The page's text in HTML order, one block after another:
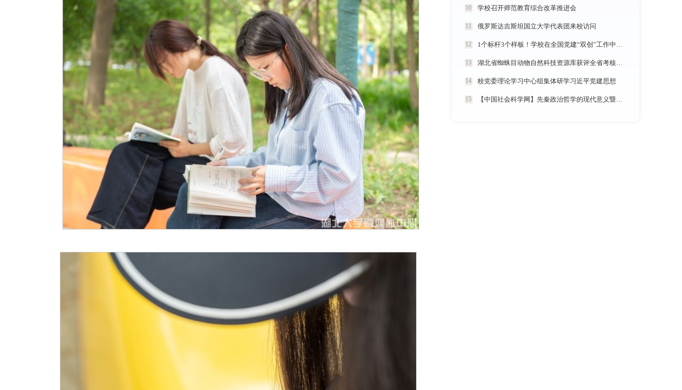
10 学校召开师范教育综合改革推进会
11 俄罗斯达吉斯坦国立大学代表团来校访问
12 1个标杆3个样板！学校在全国党建“双创”工作中再创佳绩
13 湖北省蜘蛛目动物自然科技资源库获评全省考核优秀
14 校党委理论学习中心组集体研学习近平党建思想
15 【中国社会科学网】先秦政治哲学的现代意义暨《中国政治哲学通史·春秋战国卷（儒墨家）》学术研讨会举行